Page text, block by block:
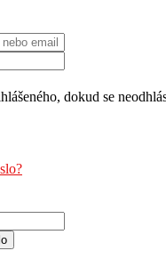
​​dokud se